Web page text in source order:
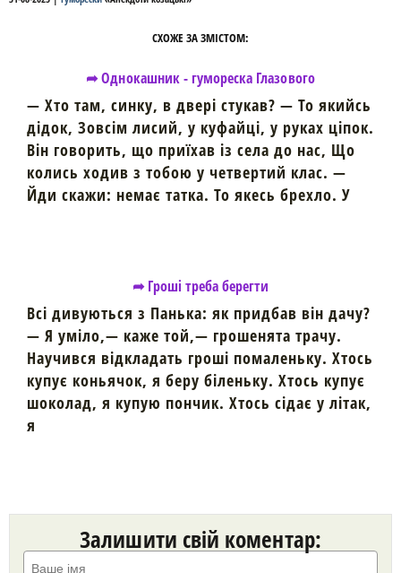
СХОЖЕ ЗА ЗМІСТОМ:
➦ Однокашник - гумореска Глазового
— Хто там, синку, в двері стукав? — То якийсь
дідок, Зовсім лисий, у куфайці, у руках ціпок.
Він говорить, що приїхав із села до нас, Що
колись ходив з тобою у четвертий клас. —
Йди скажи: немає татка. То якесь брехло. У
➦ Гроші треба берегти
Всі дивуються з Панька: як придбав він дачу?
— Я уміло,— каже той,— грошенята трачу.
Научився відкладать гроші помаленьку. Хтось
купує коньячок, я беру біленьку. Хтось купує
шоколад, я купую пончик. Хтось сідає у літак,
я
Залишити свій коментар: